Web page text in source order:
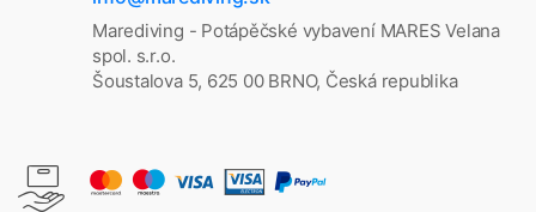
Marediving - Potápěčské vybavení MARES Velana
spol. s.r.o.
Šoustalova 5, 625 00 BRNO, Česká republika